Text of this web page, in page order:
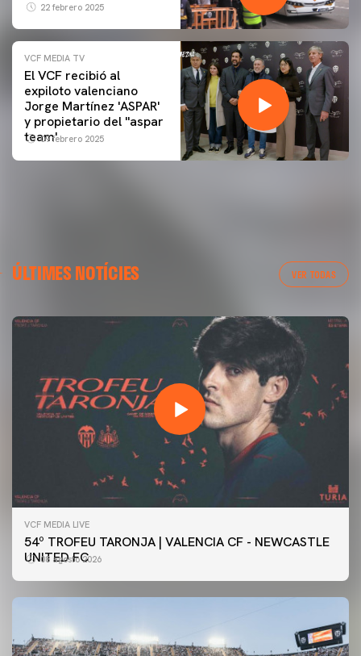
22 febrero 2025
VCF MEDIA TV
El VCF recibió al
expiloto valenciano
Jorge Martínez 'ASPAR'
y propietario del ''aspar
team'
09 febrero 2025
ÚLTIMES NOTÍCIES VER TODAS
VCF MEDIA LIVE
54º TROFEU TARONJA | VALENCIA CF - NEWCASTLE
UNITED FC
08 agosto 2026